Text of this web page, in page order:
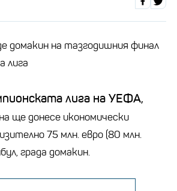
домакин на тазгодишния финал
лига
лига на УЕФА,
ще донесе икономически
75 млн. евро (80 млн.
града домакин.